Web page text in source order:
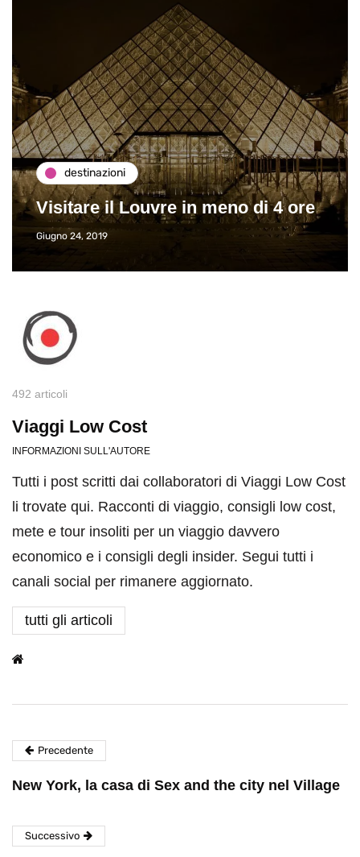
destinazioni
Visitare il Louvre in meno di 4 ore
Giugno 24, 2019
492 articoli
Viaggi Low Cost
INFORMAZIONI SULL'AUTORE
Tutti i post scritti dai collaboratori di Viaggi Low Cost
li trovate qui. Racconti di viaggio, consigli low cost,
mete e tour insoliti per un viaggio davvero
economico e i consigli degli insider. Segui tutti i
canali social per rimanere aggiornato.
tutti gli articoli
Precedente
New York, la casa di Sex and the city nel Village
Successivo